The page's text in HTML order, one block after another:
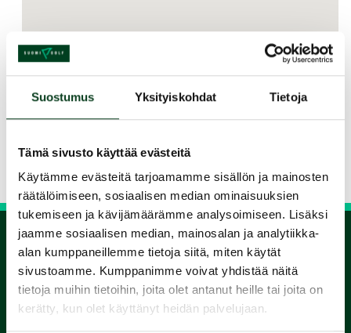
Suostumus Yksityiskohdat Tietoja
Tämä sivusto käyttää evästeitä
Käytämme evästeitä tarjoamamme sisällön ja mainosten
räätälöimiseen, sosiaalisen median ominaisuuksien
tukemiseen ja kävijämäärämme analysoimiseen. Lisäksi
jaamme sosiaalisen median, mainosalan ja analytiikka-
alan kumppaneillemme tietoja siitä, miten käytät
sivustoamme. Kumppanimme voivat yhdistää näitä
tietoja muihin tietoihin, joita olet antanut heille tai joita on
kerätty, kun olet käyttänyt heidän palvelujaan.
Jaa kurssi kaverille
Siirry takaisin hakuun
1.
Varaa